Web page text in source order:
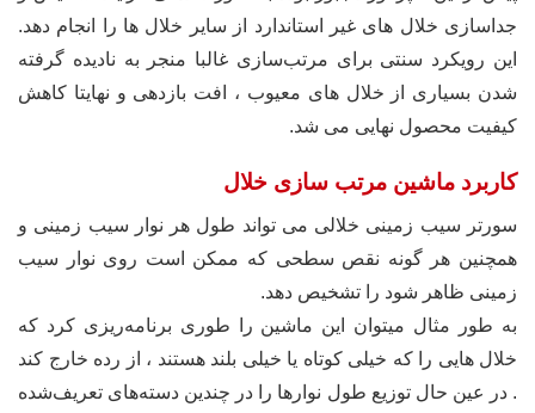
جداسازی خلال های غیر استاندارد از سایر خلال ها را انجام دهد.
این رویکرد سنتی برای مرتب‌سازی غالبا منجر به نادیده گرفته
شدن بسیاری از خلال های معیوب ، افت بازدهی و نهایتا کاهش
کیفیت محصول نهایی می شد.
کاربرد ماشین مرتب سازی خلال
سورتر سیب زمینی خلالی می تواند طول هر نوار سیب زمینی و
همچنین هر گونه نقص سطحی که ممکن است روی نوار سیب
زمینی ظاهر شود را تشخیص دهد.
به طور مثال میتوان این ماشین را طوری برنامه‌ریزی کرد که
خلال هایی را که خیلی کوتاه یا خیلی بلند هستند ، از رده خارج کند
. در عین حال توزیع طول نوارها را در چندین دسته‌های تعریف‌شده